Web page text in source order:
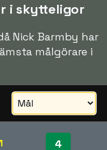
i skytteligor
Nick Barmby har
målgörare i
4